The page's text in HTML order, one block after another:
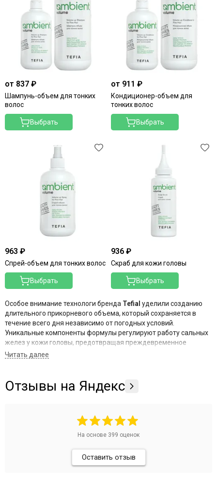
нюансов волос
AMBIENT long - Для ухода за длинными волосами с
растительным кератином
Teotema
от 837 ₽
Шампунь-объем для тонких
волос
Выбрать
от 911 ₽
Кондиционер-объем для
тонких волос
Выбрать
963 ₽
Спрей-объем для тонких волос
Выбрать
936 ₽
Скраб для кожи головы
Выбрать
Особое внимание технологи бренда Tefial уделили созданию
длительного прикорневого объема, который сохраняется в
течение всего дня независимо от погодных условий.
Уникальные компоненты формулы регулируют работу сальных
желез у кожи головы, предотвращая преждевременное
жирнение корней, из-за которого прическа часто теряет
эффектным с утра и до самого вечера.
объемными, послушными и сияющими прядями, которые
Выбирайте профессиональный подход к красоте вашей
прически, забудьте о компромиссах и позвольте себе
выглядеть потрясающе каждый день вместе с передовыми
разработками любимого бренда.
Отзывы на Яндекс
На основе 399 оценок
Оставить отзыв